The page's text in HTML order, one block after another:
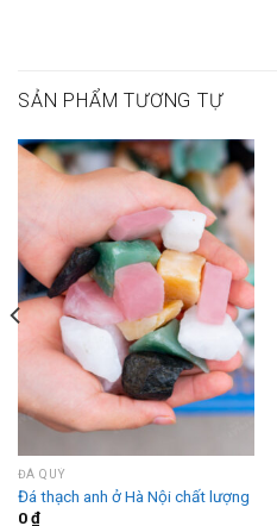
SẢN PHẨM TƯƠNG TỰ
ĐÁ QUÝ
Đá thạch anh ở Hà Nội chất lượng
0₫